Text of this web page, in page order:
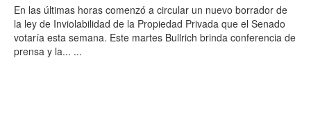
En las últimas horas comenzó a circular un nuevo borrador de
la ley de Inviolabilidad de la Propiedad Privada que el Senado
votaría esta semana. Este martes Bullrich brinda conferencia de
prensa y la... ...